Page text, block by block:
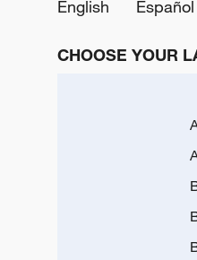
English
Español
CHOOSE YOUR